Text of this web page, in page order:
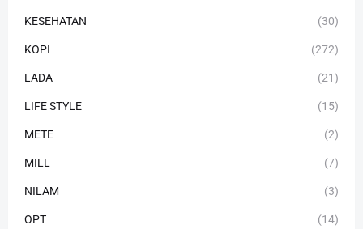
KESEHATAN (30)
KOPI (272)
LADA (21)
LIFE STYLE (15)
METE (2)
MILL (7)
NILAM (3)
OPT (14)